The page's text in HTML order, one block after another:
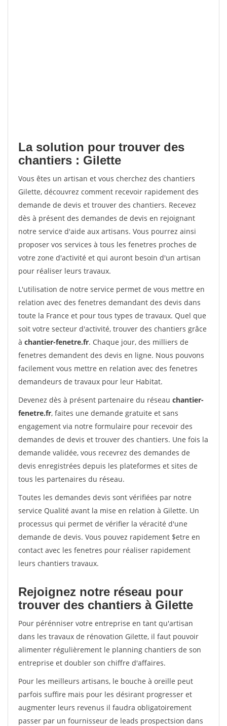
La solution pour trouver des
chantiers : Gilette
Vous êtes un artisan et vous cherchez des chantiers
Gilette, découvrez comment recevoir rapidement des
demande de devis et trouver des chantiers. Recevez
dès à présent des demandes de devis en rejoignant
notre service d'aide aux artisans. Vous pourrez ainsi
proposer vos services à tous les fenetres proches de
votre zone d'activité et qui auront besoin d'un artisan
pour réaliser leurs travaux.
L'utilisation de notre service permet de vous mettre en
relation avec des fenetres demandant des devis dans
toute la France et pour tous types de travaux. Quel que
soit votre secteur d'activité, trouver des chantiers grâce
à chantier-fenetre.fr. Chaque jour, des milliers de
fenetres demandent des devis en ligne. Nous pouvons
facilement vous mettre en relation avec des fenetres
demandeurs de travaux pour leur Habitat.
Devenez dès à présent partenaire du réseau chantier-
fenetre.fr, faites une demande gratuite et sans
engagement via notre formulaire pour recevoir des
demandes de devis et trouver des chantiers. Une fois la
demande validée, vous recevrez des demandes de
devis enregistrées depuis les plateformes et sites de
tous les partenaires du réseau.
Toutes les demandes devis sont vérifiées par notre
service Qualité avant la mise en relation à Gilette. Un
processus qui permet de vérifier la véracité d'une
demande de devis. Vous pouvez rapidement $etre en
contact avec les fenetres pour réaliser rapidement
leurs chantiers travaux.
Rejoignez notre réseau pour
trouver des chantiers à Gilette
Pour pérénniser votre entreprise en tant qu'artisan
dans les travaux de rénovation Gilette, il faut pouvoir
alimenter régulièrement le planning chantiers de son
entreprise et doubler son chiffre d'affaires.
Pour les meilleurs artisans, le bouche à oreille peut
parfois suffire mais pour les désirant progresser et
augmenter leurs revenus il faudra obligatoirement
passer par un fournisseur de leads prospectsion dans